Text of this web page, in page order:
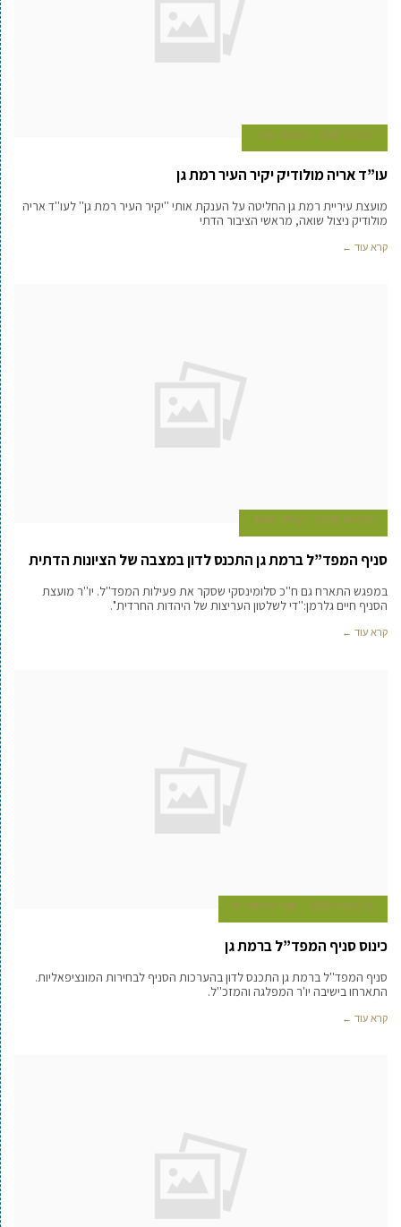
22 ביוני 2008 עמיעד טאוב
עו”ד אריה מולודיק יקיר העיר רמת גן
מועצת עיריית רמת גן החליטה על הענקת אותי ''יקיר העיר רמת גן'' לעו''ד אריה
מולודיק ניצול שואה, מראשי הציבור הדתי
קרא עוד ←
15 במאי 2008 עמיעד טאוב
סניף המפד”ל ברמת גן התכנס לדון במצבה של הציונות הדתית
במפגש התארח גם ח''כ סלומינסקי שסקר את פעילות המפד''ל. יו''ר מועצת
הסניף חיים גלרמן:''די לשלטון העריצות של היהדות החרדית''.
קרא עוד ←
30 בינואר 2008 מערכת מפד"לי
כינוס סניף המפד”ל ברמת גן
סניף המפד''ל ברמת גן התכנס לדון בהערכות הסניף לבחירות המונציפאליות.
התארחו בישיבה יו'ר המפלגה והמזכ''ל.
קרא עוד ←